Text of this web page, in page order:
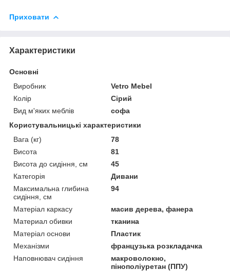
Приховати
Характеристики
Основні
Виробник
Vetro Mebel
Колір
Сірий
Вид м'яких меблів
софа
Користувальницькі характеристики
Вага (кг)
78
Висота
81
Висота до сидіння, см
45
Категорія
Дивани
Максимальна глибина
сидіння, см
94
Матеріал каркасу
масив дерева, фанера
Материал обивки
тканина
Матеріал основи
Пластик
Механізми
французька розкладачка
Наповнювач сидіння
макроволокно,
пінополіуретан (ППУ)